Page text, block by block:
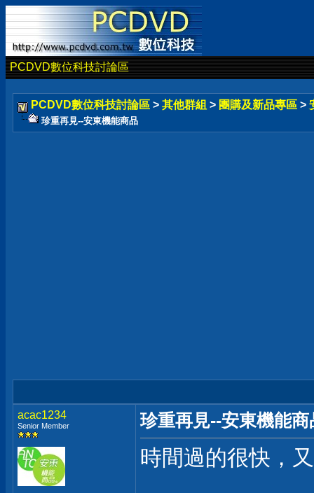
PCDVD數位科技討論區
PCDVD數位科技討論區 > 其他群組 > 團購及新品專區 >
珍重再見--安東機能商品
acac1234
Senior Member 珍重再見--安東機能商
時間過的很快，